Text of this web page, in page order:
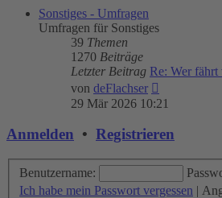
Sonstiges - Umfragen
Umfragen für Sonstiges
39 Themen
1270 Beiträge
Letzter Beitrag Re: Wer
von deFlachser
Beitrag
29 Mär 2026 10:21
Anmelden • Registrieren
Benutzername:
Ich habe mein Passwort vergessen |